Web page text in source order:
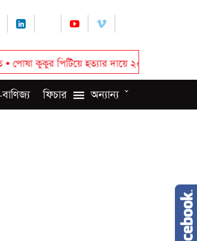
পিটিয়ে হত্যার দায়ে ২০ হাজার টাকা জরিমানা
ফিচার অন্যান্য